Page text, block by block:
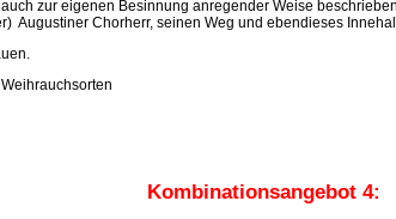
zur eigenen Besinnung anregender Weise
Augustiner Chorherr, seinen Weg und ebendieses
Kombinationsangebot 4: